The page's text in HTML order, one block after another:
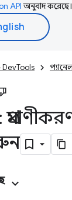
APIঅনুবাদ করেছে।